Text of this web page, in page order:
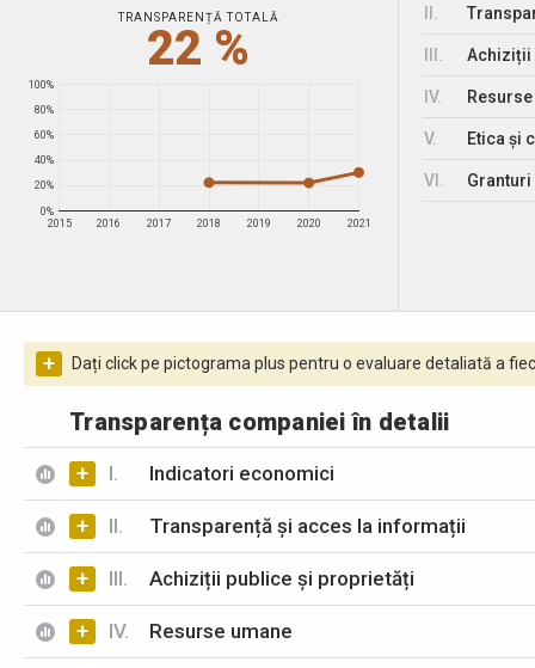
TRANSPARENȚĂ TOTALĂ
22 %
2015 2016 2017 2018 2019 2020 2021
0%
20%
40%
60%
80%
100%
Achiziții
IV.
V. Etica și
VI.
+ Dați click pe pictograma plus pentru o evaluare detaliată a
Transparența companiei în detalii
+ I. Indicatori economici
+ II. Transparență și acces la informații
+ III. Achiziții publice și proprietăți
+ IV. Resurse umane